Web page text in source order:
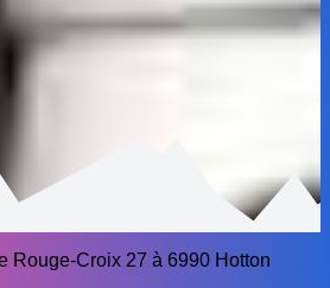
Rouge-Croix 27 à 6990 Hotton